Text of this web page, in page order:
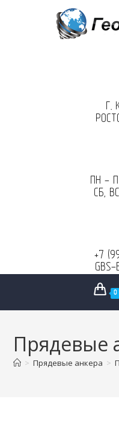
Г.
ПН -
СБ,
+7
GBS-
0
Прядевые
> Прядевые анкера >